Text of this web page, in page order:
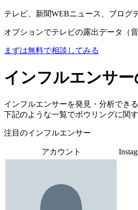
テレビ、新聞WEBニュース、ブログ
オプションでテレビの露出データ（
まずは無料で相談してみる
インフルエンサ
インフルエンサーを発見・分析でき
下記のような一覧でボウリングに関
注目のインフルエンサー
アカウント